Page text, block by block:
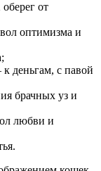
от
оптимизма и
деньгам, с павой
брачных уз и
любви и